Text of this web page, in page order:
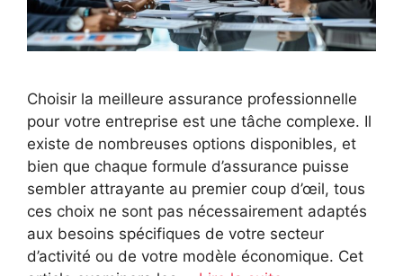
Choisir la meilleure assurance professionnelle
pour votre entreprise est une tâche complexe. Il
existe de nombreuses options disponibles, et
bien que chaque formule d’assurance puisse
sembler attrayante au premier coup d’œil, tous
ces choix ne sont pas nécessairement adaptés
aux besoins spécifiques de votre secteur
d’activité ou de votre modèle économique. Cet